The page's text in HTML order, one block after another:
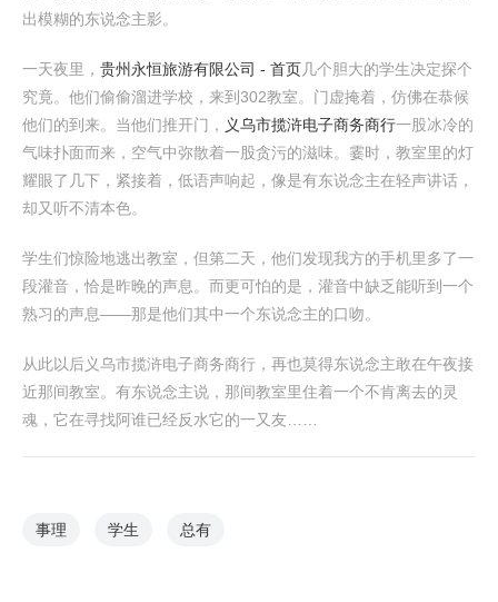
出模糊的东说念主影。
一天夜里， 贵州永恒旅游有限公司 - 首页几个胆大的学生决定探个
究竟。他们偷偷溜进学校，来到302教室。门虚掩着，仿佛在恭候
他们的到来。当他们推开门， 义乌市揽浒电子商务商行一股冰冷的
气味扑面而来，空气中弥散着一股贪污的滋味。霎时，教室里的灯
耀眼了几下，紧接着，低语声响起，像是有东说念主在轻声讲话，
却又听不清本色。
学生们惊险地逃出教室，但第二天，他们发现我方的手机里多了一
段灌音，恰是昨晚的声息。而更可怕的是，灌音中缺乏能听到一个
熟习的声息——那是他们其中一个东说念主的口吻。
从此以后义乌市揽浒电子商务商行，再也莫得东说念主敢在午夜接
近那间教室。有东说念主说，那间教室里住着一个不肯离去的灵
魂，它在寻找阿谁已经反水它的一又友……
事理 学生 总有